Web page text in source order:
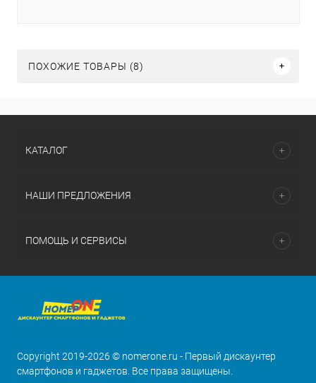
ПОХОЖИЕ ТОВАРЫ (8)
КАТАЛОГ
НАШИ ПРЕДЛОЖЕНИЯ
ПОМОЩЬ И СЕРВИСЫ
Copyright 2019-2026 © nomerone.ru - Первый дискаунтер
смартфонов и гаджетов. Все права защищены.